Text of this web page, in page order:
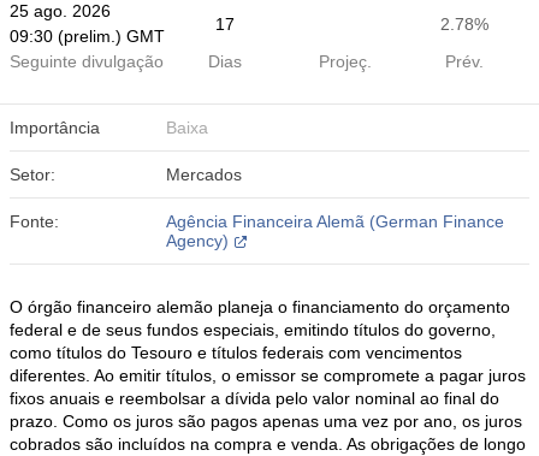
25 ago. 2026
09:30 (prelim.) GMT
17
2.78%
Seguinte divulgação
Dias Projeç. Prév.
Importância Baixa
Setor: Mercados
Fonte:
Agência Financeira Alemã (German Finance
Agency)
O órgão financeiro alemão planeja o financiamento do orçamento
federal e de seus fundos especiais, emitindo títulos do governo,
como títulos do Tesouro e títulos federais com vencimentos
diferentes. Ao emitir títulos, o emissor se compromete a pagar juros
fixos anuais e reembolsar a dívida pelo valor nominal ao final do
prazo. Como os juros são pagos apenas uma vez por ano, os juros
cobrados são incluídos na compra e venda. As obrigações de longo